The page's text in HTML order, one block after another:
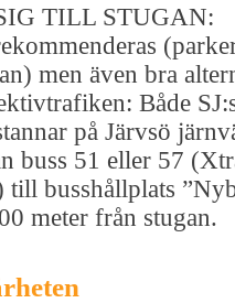
TILL STUGAN:
men även bra
Både
på Järvsö
buss 51 eller 57
till busshållplats
meter från stugan.